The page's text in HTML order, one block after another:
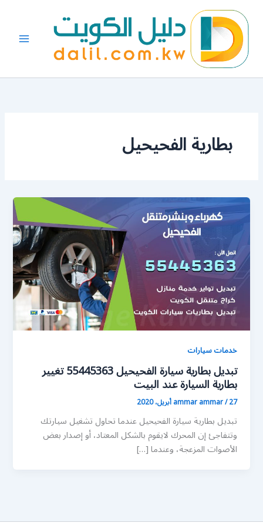
المحتوى
بطارية الفحيحيل
خدمات سيارات
تبديل بطارية سيارة الفحيحيل 55445363 تغيير
بطارية السيارة عند البيت
ammar ammar/27 أبريل، 2020
تبديل بطارية سيارة الفحيحيل عندما تحاول تشغيل سيارتك
وتتفاجئ إن المحرك لايقوم بالشكل المعتاد، أو إصدار بعض
الأصوات المزعجة، وعندما […]